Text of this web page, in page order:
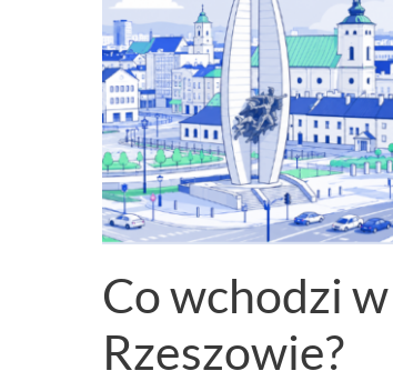
Co wchodzi
Rzeszowie?